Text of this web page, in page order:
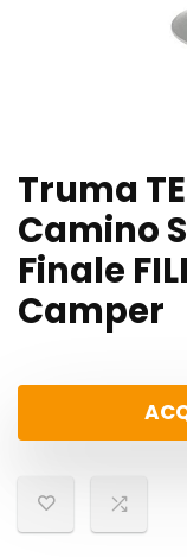
Truma
Camino
Finale
Camper